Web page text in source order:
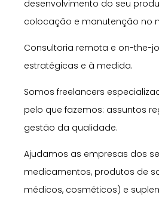
desenvolvimento do seu
colocação e manutenção no
Consultoria remota e on-the-
estratégicas e à medida.
Somos freelancers
pelo que fazemos: assuntos
gestão da qualidade.
Ajudamos as empresas dos
medicamentos, produtos de
médicos, cosméticos) e